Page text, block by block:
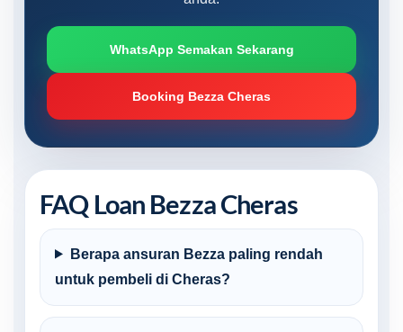
WhatsApp Semakan Sekarang
Booking Bezza Cheras
FAQ Loan Bezza Cheras
Berapa ansuran Bezza paling rendah
untuk pembeli di Cheras?